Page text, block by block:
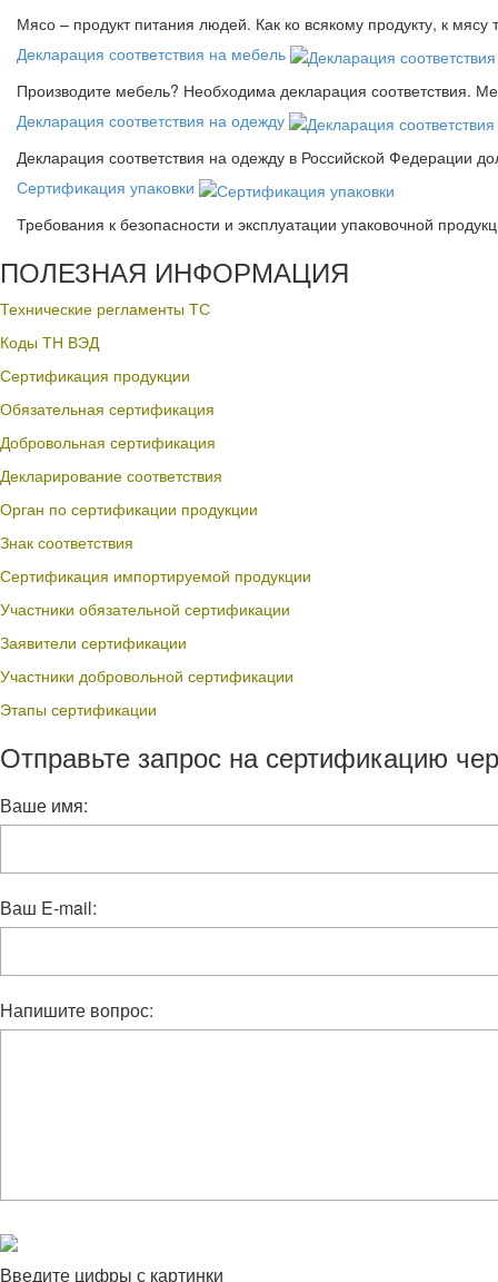
Мясо – продукт питания людей. Как ко всякому продукту, к мясу
Декларация соответствия на мебель
Производите мебель? Необходима декларация соответствия.
Декларация соответствия на одежду
Декларация соответствия на одежду в Российской Федерации
Сертификация упаковки
Требования к безопасности и эксплуатации упаковочной
ПОЛЕЗНАЯ ИНФОРМАЦИЯ
Технические регламенты ТС
Коды ТН ВЭД
Сертификация продукции
Обязательная сертификация
Добровольная сертификация
Декларирование соответствия
Орган по сертификации продукции
Знак соответствия
Сертификация импортируемой продукции
Участники обязательной сертификации
Заявители сертификации
Участники добровольной сертификации
Этапы сертификации
Отправьте запрос на сертификацию
Ваше имя:
Ваш E-mail:
Напишите вопрос:
Введите цифры с картинки